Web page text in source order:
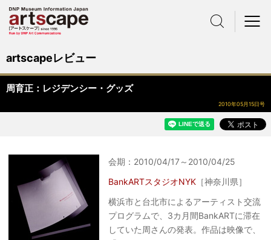
artscapeレビュー
周育正：レジデンシー・グッズ
2010年05月15日号
会期：2010/04/17～2010/04/25
BankARTスタジオNYK ［神奈川県］
横浜市と台北市によるアーティスト交流
プログラムで、3カ月間BankARTに滞在
していた周さんの発表。作品は映像で、
サイト内検索